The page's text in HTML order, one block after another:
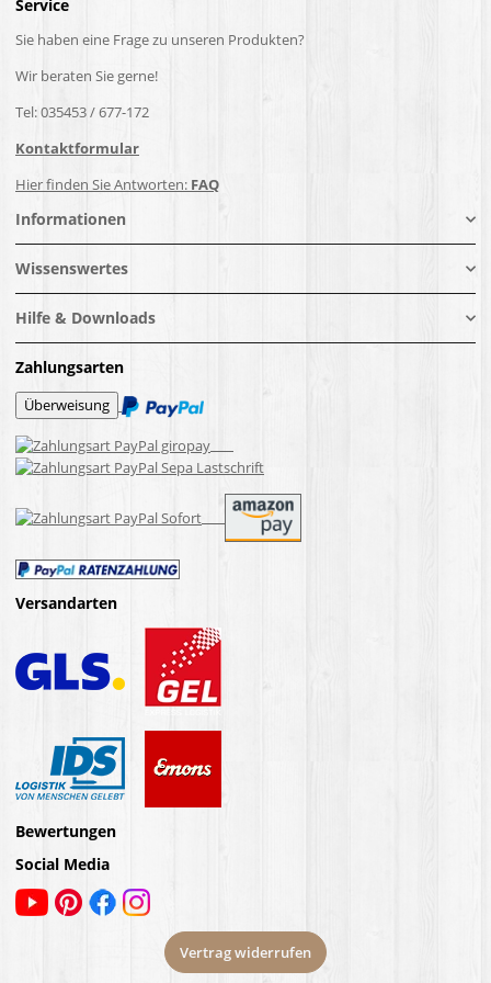
Service
Sie haben eine Frage zu unseren Produkten?
Wir beraten Sie gerne!
Tel: 035453 / 677-172
Kontaktformular
Hier finden Sie Antworten: FAQ
Informationen
Wissenswertes
Hilfe & Downloads
Zahlungsarten
Versandarten
Bewertungen
Social Media
Vertrag widerrufen